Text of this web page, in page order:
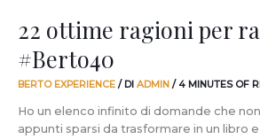
22 ottime ragioni per
#Berto40
BERTO EXPERIENCE / DI ADMIN /4 MINUTES OF
Ho un elenco infinito di domande che
appunti sparsi da trasformare in un libro